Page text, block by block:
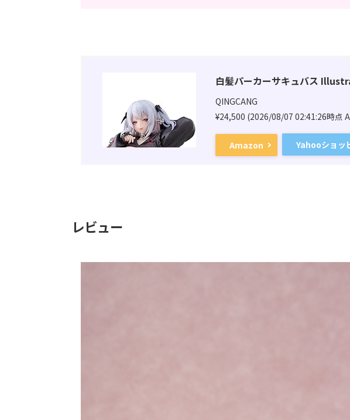
白髪パーカーサキュバス
QINGCANG
¥24,500 (2026/08/07 02:41:26時点
Amazon Yahooショッ
レビュー